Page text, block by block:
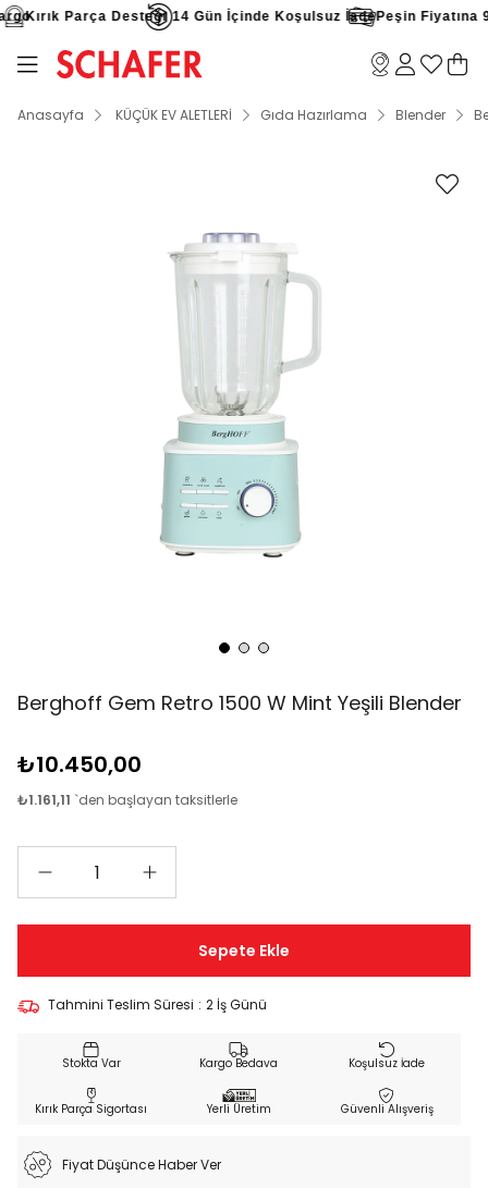
Kırık Parça Desteği 14 Gün İçinde Koşulsuz İadePeşin Fiyatına 9
Anasayfa KÜÇÜK EV ALETLERİ Gıda Hazırlama Blender
Berghoff Gem Retro 1500 W Mint Yeşili Blender
₺10.450,00
₺1.161,11 `den başlayan taksitlerle
Tahmini Teslim Süresi : 2 İş Günü
Kargo Bedava Koşulsuz İade
Kırık Parça Sigortası Yerli Üretim Güvenli Alışveriş
Fiyat Düşünce Haber Ver